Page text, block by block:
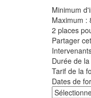
Minimum
Maximum :
2 places
Partager
Durée de
Tarif de la
Dates de